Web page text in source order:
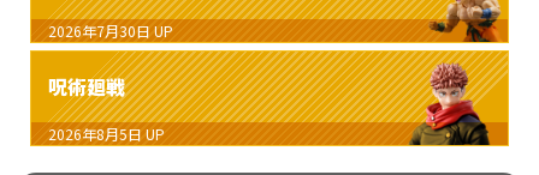
2026年7月30日 UP
呪術廻戦
2026年8月5日 UP